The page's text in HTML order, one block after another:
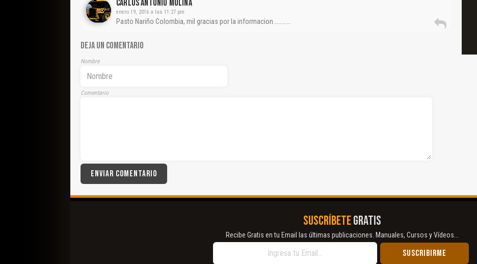
CARLOS ANTONIO MOLINA
enero 19, 2016 a las 11:27 pm
Pasto Nariño Colombia, mil gracias por la informacion………….
DEJA UN COMENTARIO
Nombre
Comentario
SUSCRÍBETEGRATIS
Recibe Gratis en tu Email las últimas publicaciones. Manuales, Cursos y Vídeos...